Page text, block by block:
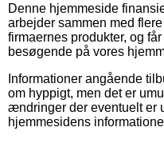
Denne hjemmeside
arbejder sammen med
firmaernes produkter, og
besøgende på vores
Informationer angående
om hyppigt, men det er
ændringer der eventuelt er
hjemmesidens